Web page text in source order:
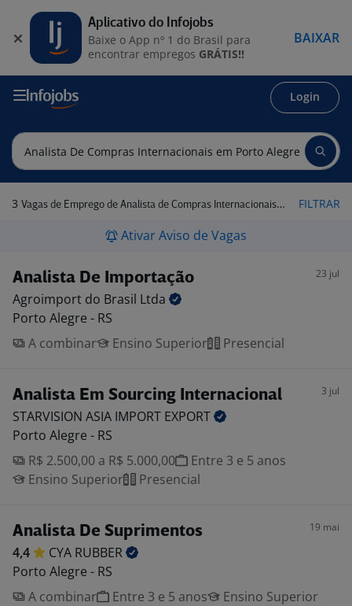
Login
3 Vagas de Emprego de Analista de Compras Internacionais em Porto Alegre - RS FILTRAR
Ativar Aviso de Vagas
Analista De Importação 23 jul
Agroimport do Brasil Ltda
Porto Alegre - RS
A combinar
Ensino Superior Presencial
Analista Em Sourcing Internacional 3 jul
STARVISION ASIA IMPORT EXPORT
Porto Alegre - RS
R$ 2.500,00 a R$ 5.000,00
Entre 3 e 5 anos
Ensino Superior
Presencial
Analista De Suprimentos 19 mai
4,4 CYA RUBBER
Porto Alegre - RS
A combinar
Entre 3 e 5 anos
Ensino Superior
Aplicativo do Infojobs
Baixe o App nº 1 do Brasil para
encontrar empregos GRÁTIS!!
BAIXAR